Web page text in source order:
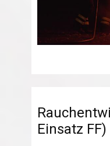
Einsatz FF)